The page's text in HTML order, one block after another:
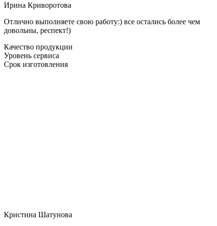
Ирина Криворотова
Отлично выполняете свою работу:) все остались более чем
довольны, респект!)
Качество продукции
Уровень сервиса
Срок изготовления
Кристина Шатунова